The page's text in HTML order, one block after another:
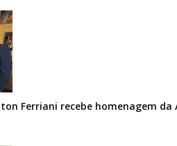
Ferriani recebe homenagem da